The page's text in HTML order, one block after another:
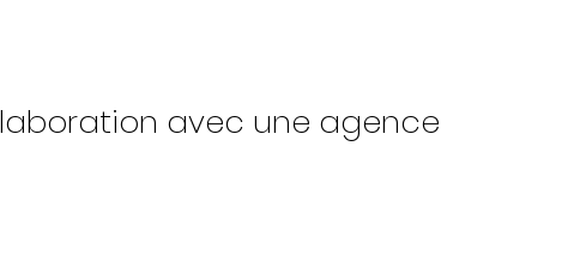
avec une agence